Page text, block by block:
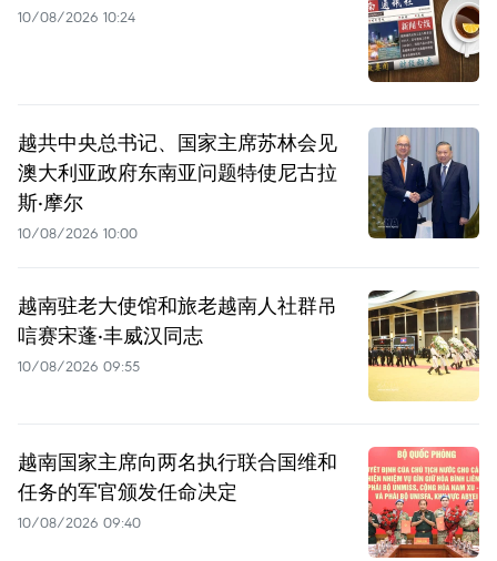
10/08/2026 10:24
越共中央总书记、国家主席苏林会见
澳大利亚政府东南亚问题特使尼古拉
斯·摩尔
10/08/2026 10:00
越南驻老大使馆和旅老越南人社群吊
唁赛宋蓬·丰威汉同志
10/08/2026 09:55
越南国家主席向两名执行联合国维和
任务的军官颁发任命决定
10/08/2026 09:40